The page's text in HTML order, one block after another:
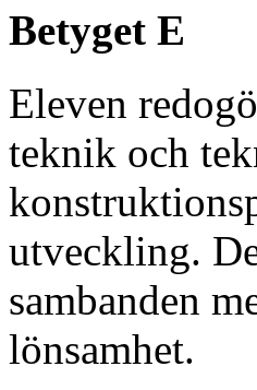
Betyget E
Eleven
teknik och
utveckling.
sambanden
lönsamhet.